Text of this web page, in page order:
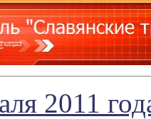
2011